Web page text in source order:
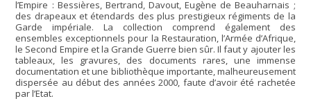
l’Empire : Bessières, Bertrand, Davout, Eugène de Beauharnais ;
des drapeaux et étendards des plus prestigieux régiments de la
Garde impériale. La collection comprend également des
ensembles exceptionnels pour la Restauration, l’Armée d’Afrique,
le Second Empire et la Grande Guerre bien sûr. Il faut y ajouter les
tableaux, les gravures, des documents rares, une immense
documentation et une bibliothèque importante, malheureusement
dispersée au début des années 2000, faute d’avoir été rachetée
par l’Etat.